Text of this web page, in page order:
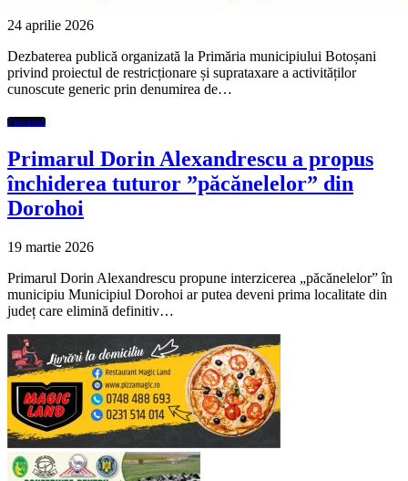
24 aprilie 2026
Dezbaterea publică organizată la Primăria municipiului Botoșani
privind proiectul de restricționare și suprataxare a activităților
cunoscute generic prin denumirea de…
Featured
Primarul Dorin Alexandrescu a propus
închiderea tuturor ”păcănelelor” din
Dorohoi
19 martie 2026
Primarul Dorin Alexandrescu propune interzicerea „păcănelelor” în
municipiu Municipiul Dorohoi ar putea deveni prima localitate din
județ care elimină definitiv…